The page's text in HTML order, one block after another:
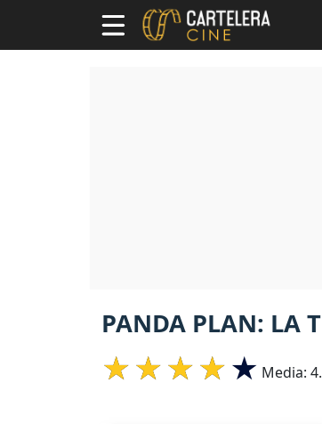
PANDA PLAN: LA
Media: